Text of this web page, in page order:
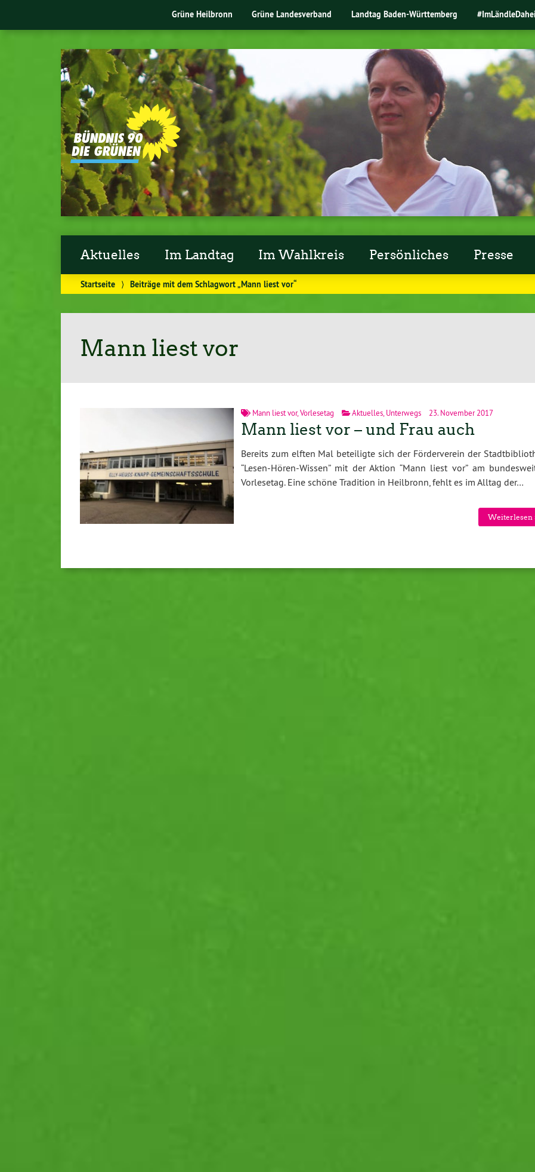
Grüne Heilbronn Grüne Landesverband Landtag Baden-Württemberg
Aktuelles Im Landtag Im Wahlkreis Persönliches Presse
Startseite ⟩ Beiträge mit dem Schlagwort „Mann liest vor“
Mann liest vor
Mann liest vor,Vorlesetag Aktuelles, Unterwegs 23. November 2017
Mann liest vor – und Frau auch
Bereits zum elften Mal beteiligte sich der Förderverein der
“Lesen-Hören-Wissen” mit der Aktion “Mann liest vor” am
Vorlesetag. Eine schöne Tradition in Heilbronn, fehlt es im Alltag der…
Weiterlesen